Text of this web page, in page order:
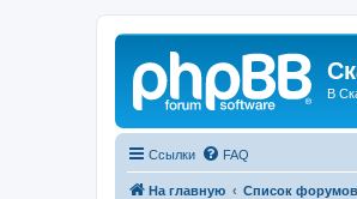
В
Ссылки FAQ
На главную Список форумов